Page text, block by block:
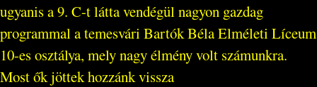
ugyanis a 9. C-t látta vendégül nagyon gazdag
programmal a temesvári Bartók Béla Elméleti Líceum
10-es osztálya, mely nagy élmény volt számunkra.
Most ők jöttek hozzánk vissza